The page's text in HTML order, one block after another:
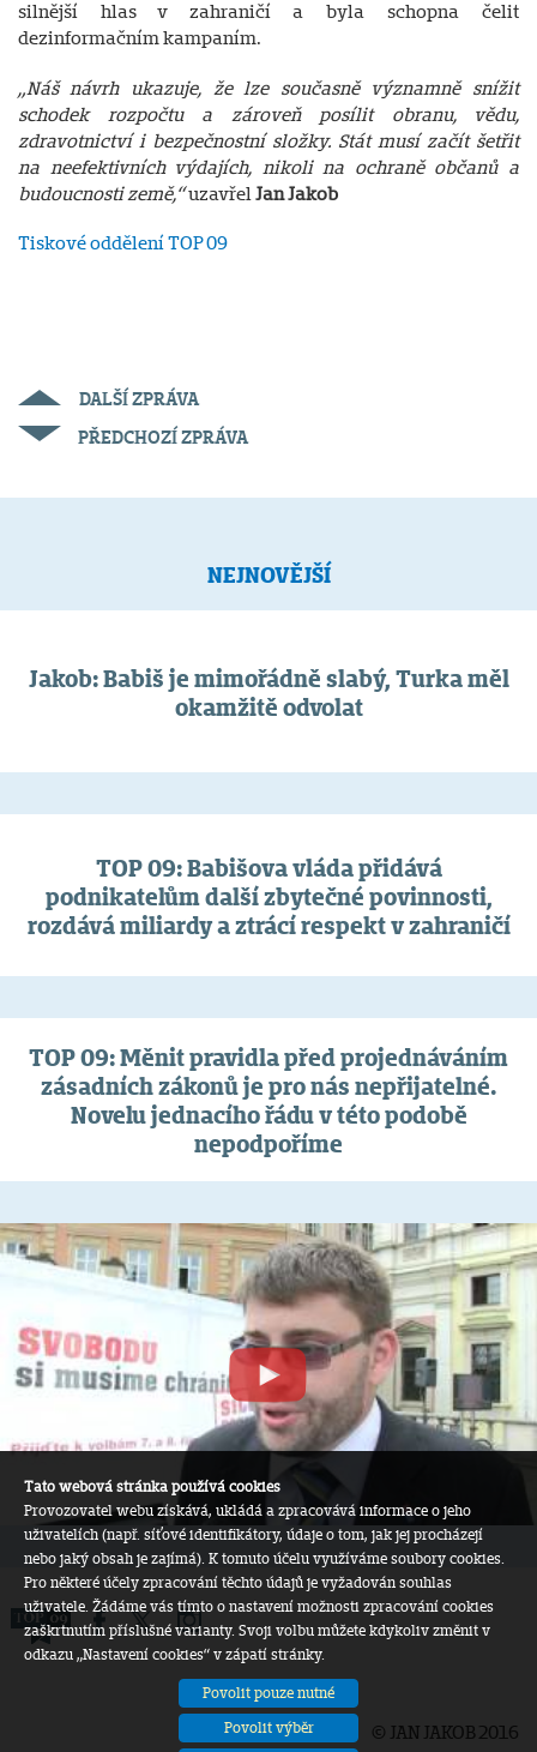
silnější hlas v zahraničí a byla schopna čelit
dezinformačním kampaním.
„Náš návrh ukazuje, že lze současně významně snížit
schodek rozpočtu a zároveň posílit obranu, vědu,
zdravotnictví i bezpečnostní složky. Stát musí začít šetřit
na neefektivních výdajích, nikoli na ochraně občanů a
budoucnosti země,“uzavřel Jan Jakob
Tiskové oddělení TOP 09
DALŠÍ ZPRÁVA
PŘEDCHOZÍ ZPRÁVA
NEJNOVĚJŠÍ
Jakob: Babiš je mimořádně slabý, Turka měl
okamžitě odvolat
TOP 09: Babišova vláda přidává
podnikatelům další zbytečné povinnosti,
rozdává miliardy a ztrácí respekt v zahraničí
TOP 09: Měnit pravidla před projednáváním
zásadních zákonů je pro nás nepřijatelné.
Novelu jednacího řádu v této podobě
nepodpoříme
© JAN JAKOB 2016
Tato webová stránka používá cookies
Provozovatel webu získává, ukládá a zpracovává informace o jeho
uživatelích (např. síťové identifikátory, údaje o tom, jak jej procházejí
nebo jaký obsah je zajímá). K tomuto účelu využíváme soubory cookies.
Pro některé účely zpracování těchto údajů je vyžadován souhlas
uživatele. Žádáme vás tímto o nastavení možnosti zpracování cookies
zaškrtnutím příslušné varianty. Svoji volbu můžete kdykoliv změnit v
odkazu „Nastavení cookies“ v zápatí stránky.
Povolit pouze nutné
Povolit výběr